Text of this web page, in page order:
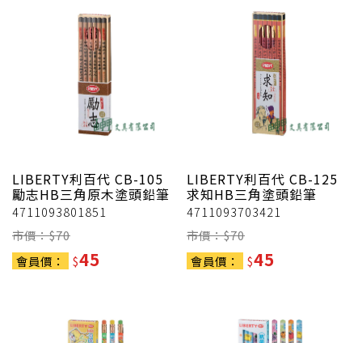
LIBERTY利百代 CB-105
勵志HB三角原木塗頭鉛筆
4711093801851
市價：$70
會員價：
$45
LIBERTY利百代 CB-125
求知HB三角塗頭鉛筆
4711093703421
市價：$70
會員價：
$45